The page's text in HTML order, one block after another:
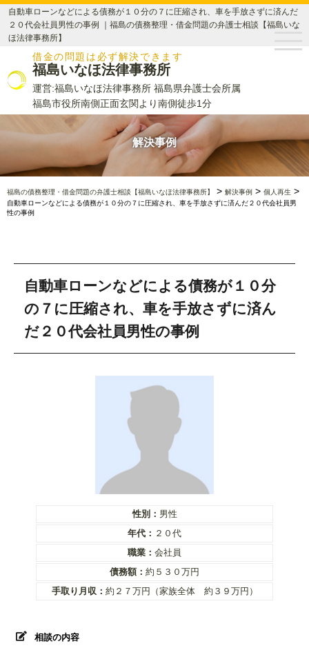
自動車ローンなどによる債務が１０分の７に圧縮され、車を手放さずに済んだ
２０代会社員男性の事例 ｜福島の債務整理・借金問題の弁護士相談【福島いな
ほ法律事務所】
借金の問題は必ず解決できます
福島いなほ法律事務所
運営:福島いなほ法律事務所 福島県弁護士会所属
福島市役所南側正面玄関より南側徒歩1分
解決事例
福島の債務整理・借金問題の弁護士相談【福島いなほ法律事務所】 > 解決事例 > 個人再生 >
自動車ローンなどによる債務が１０分の７に圧縮され、車を手放さずに済んだ２０代会社員男
性の事例
自動車ローンなどによる債務が１０分
の７に圧縮され、車を手放さずに済ん
だ２０代会社員男性の事例
性別： 男性
年代： ２０代
職業： 会社員
債務額： 約５３０万円
手取り月収： 約２７万円（家族全体 約３９万円）
相談の内容